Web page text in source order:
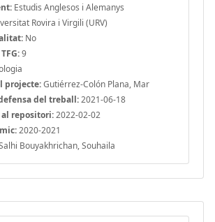
Estudis Anglesos i Alemanys
Rovira i Virgili (URV)
No
9
projecte:Gutiérrez-Colón Plana, Mar
del treball:2021-06-18
repositori:2022-02-02
2020-2021
Bouyakhrichan, Souhaila